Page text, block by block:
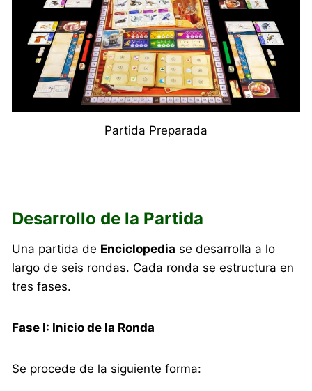
Partida Preparada
Desarrollo de la Partida
Una partida de Enciclopedia se desarrolla a lo
largo de seis rondas. Cada ronda se estructura en
tres fases.
Fase I: Inicio de la Ronda
Se procede de la siguiente forma: